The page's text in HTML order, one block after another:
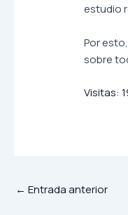
estudio
Por
sobre
Visitas:
← Entrada anterior